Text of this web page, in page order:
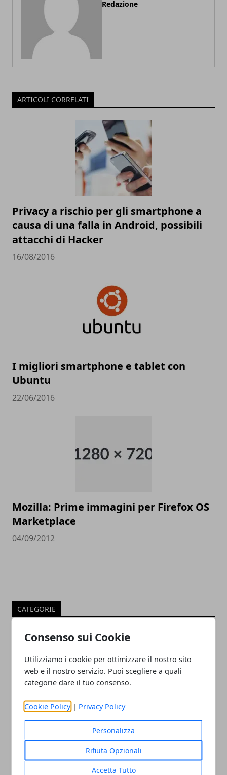
Consenso sui Cookie
Utilizziamo i cookie per ottimizzare il nostro sito
web e il nostro servizio. Puoi scegliere a quali
categorie dare il tuo consenso.
Cookie Policy | Privacy Policy
Personalizza
Rifiuta Opzionali
Accetta Tutto
Redazione
ARTICOLI CORRELATI
Privacy a rischio per gli smartphone a
causa di una falla in Android, possibili
attacchi di Hacker
16/08/2016
I migliori smartphone e tablet con
Ubuntu
22/06/2016
Mozilla: Prime immagini per Firefox OS
Marketplace
04/09/2012
CATEGORIE
Social Network
Geek
Senza categoria
Curiosità
Software
Antivirus
Giochi